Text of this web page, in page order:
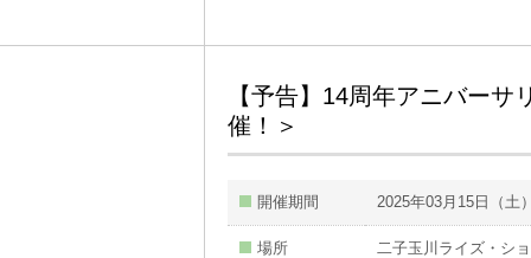
【予告】14周年アニバー
催！＞
開催期間 2025年03月15日（土
場所
二子玉川ライズ・シ